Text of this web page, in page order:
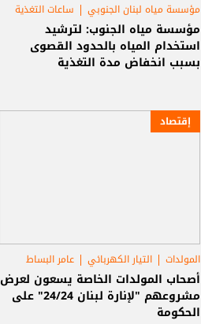
مؤسسة مياه لبنان الجنوبي
ساعات التغذية
التيار الكهربائي
مؤسسة مياه الجنوب: لترشيد
استخدام المياه بالحدود القصوى
بسبب انخفاض مدة التغذية
إقتصاد
المولدات التيار الكهربائي عامر البساط
أصحاب المولدات الخاصة يسعون لعرض
مشروعهم "لإنارة لبنان 24/24" على
الحكومة